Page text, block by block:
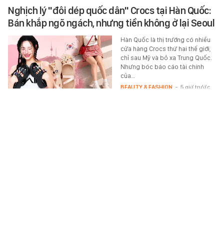
Nghịch lý "đôi dép quốc dân" Crocs tại Hàn Quốc:
Bán khắp ngõ ngách, nhưng tiền không ở lại Seoul
Hàn Quốc là thị trường có nhiều
cửa hàng Crocs thứ hai thế giới,
chỉ sau Mỹ và bỏ xa Trung Quốc.
Nhưng bóc báo cáo tài chính
của…
BEAUTY & FASHION - 5 giờ trước